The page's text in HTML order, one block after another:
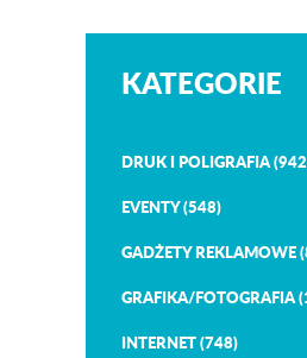
KATEGORIE
DRUK I POLIGRAFIA
EVENTY (548)
GADŻETY REKLAMOWE
GRAFIKA/FOTOGRAFIA
INTERNET (748)